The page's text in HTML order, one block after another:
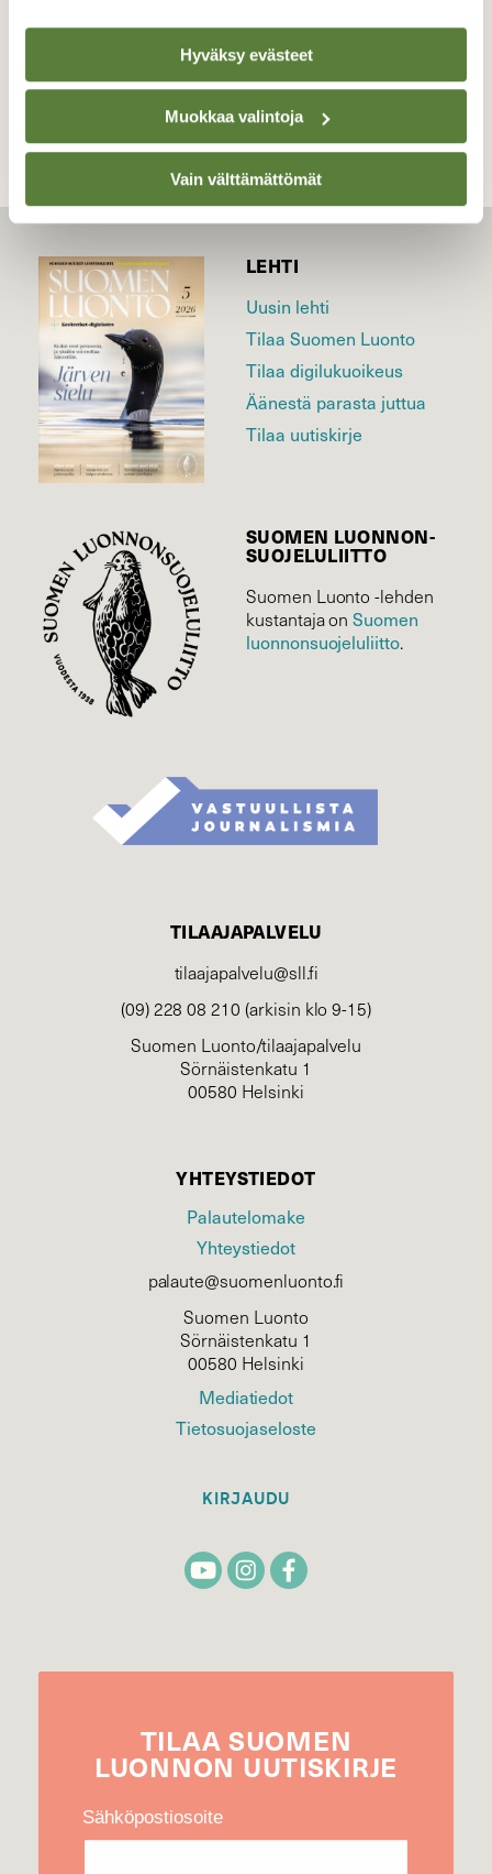
Hyväksy evästeet
Muokkaa valintoja
Vain välttämättömät
TAKAISIN LISTAAN
LEHTI
Uusin lehti
Tilaa Suomen Luonto
Tilaa digilukuoikeus
Äänestä parasta juttua
Tilaa uutiskirje
SUOMEN LUONNON­
SUOJELU­LIITTO
Suomen Luonto -lehden
kustantaja onSuomen
luonnonsuojelu­liitto.
TILAAJAPALVELU
tilaajapalvelu@sll.fi
(09) 228 08 210 (arkisin klo 9-15)
Suomen Luonto/tilaajapalvelu
Sörnäistenkatu 1
00580 Helsinki
YHTEYSTIEDOT
Palautelomake
Yhteystiedot
palaute@suomenluonto.fi
Suomen Luonto
Sörnäistenkatu 1
00580 Helsinki
Mediatiedot
Tietosuojaseloste
KIRJAUDU
TILAA SUOMEN
LUONNON UUTIS­KIRJE
Sähköpostiosoite